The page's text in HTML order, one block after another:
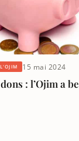
15 mai 2024
: l’Ojim a